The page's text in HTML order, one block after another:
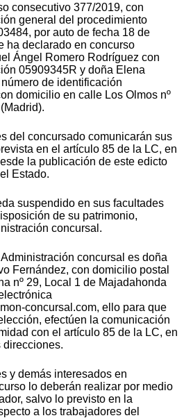
consecutivo 377/2019, con
general del procedimiento
por auto de fecha 18 de
ha declarado en concurso
Ángel Romero Rodríguez con
05909345R y doña Elena
de identificación
domicilio en calle Los Olmos nº
del concursado comunicarán sus
en el artículo 85 de la LC, en
la publicación de este edicto
Estado.
suspendido en sus facultades
de su patrimonio,
concursal.
concursal es doña
Fernández, con domicilio postal
nº 29, Local 1 de Majadahonda
concursal.com, ello para que
efectúen la comunicación
con el artículo 85 de la LC, en
direcciones.
y demás interesados en
lo deberán realizar por medio
salvo lo previsto en la
a los trabajadores del